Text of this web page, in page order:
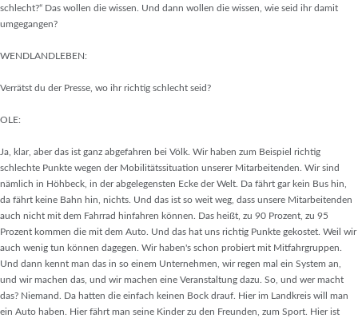
schlecht?“ Das wollen die wissen. Und dann wollen die wissen, wie seid ihr damit
umgegangen?
WENDLANDLEBEN:
Verrätst du der Presse, wo ihr richtig schlecht seid?
OLE:
Ja, klar, aber das ist ganz abgefahren bei Völk. Wir haben zum Beispiel richtig
schlechte Punkte wegen der Mobilitätssituation unserer Mitarbeitenden. Wir sind
nämlich in Höhbeck, in der abgelegensten Ecke der Welt. Da fährt gar kein Bus hin,
da fährt keine Bahn hin, nichts. Und das ist so weit weg, dass unsere Mitarbeitenden
auch nicht mit dem Fahrrad hinfahren können. Das heißt, zu 90 Prozent, zu 95
Prozent kommen die mit dem Auto. Und das hat uns richtig Punkte gekostet. Weil wir
auch wenig tun können dagegen. Wir haben's schon probiert mit Mitfahrgruppen.
Und dann kennt man das in so einem Unternehmen, wir regen mal ein System an,
und wir machen das, und wir machen eine Veranstaltung dazu. So, und wer macht
das? Niemand. Da hatten die einfach keinen Bock drauf. Hier im Landkreis will man
ein Auto haben. Hier fährt man seine Kinder zu den Freunden, zum Sport. Hier ist